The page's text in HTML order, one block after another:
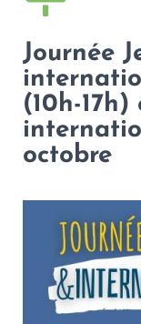
Journée
(10h-
octobre